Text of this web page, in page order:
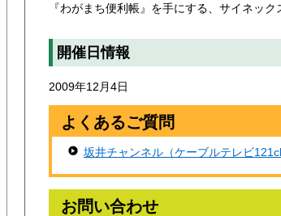
『わがまち便利帳』を手にする、サイネッ
開催日情報
2009年12月4日
よくあるご質問
坂井チャンネル（ケーブルテレビ
お問い合わせ